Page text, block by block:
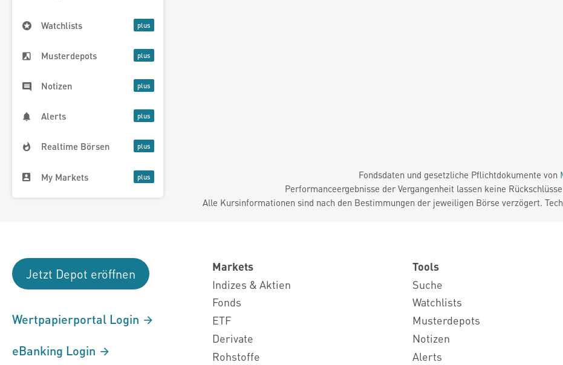
Watchlists
Musterdepots
Notizen
Alerts
Realtime Börsen
My Markets Fondsdaten und gesetzliche Pflichtdokumente von
Performanceergebnisse der Vergangenheit lassen keine
Alle Kursinformationen sind nach den Bestimmungen der jeweiligen Börse verzögert.
Jetzt Depot eröffnen
Wertpapierportal Login
eBanking Login
Markets
Indizes & Aktien
Fonds
ETF
Derivate
Rohstoffe
Tools
Suche
Watchlists
Musterdepots
Notizen
Alerts